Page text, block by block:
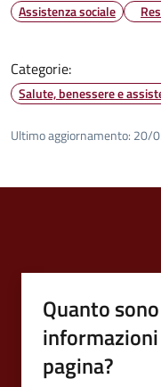
Assistenza sociale
Categorie:
Salute, benessere e
Ultimo aggiornamento: 20/
Quanto
pagina?